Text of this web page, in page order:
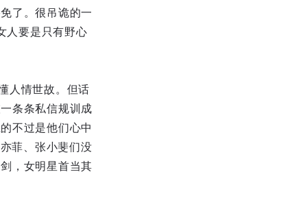
了。很吊诡的一
人要是只有野心
人情世故。但话
条条私信规训成
不过是他们心中
菲、张小斐们没
，女明星首当其